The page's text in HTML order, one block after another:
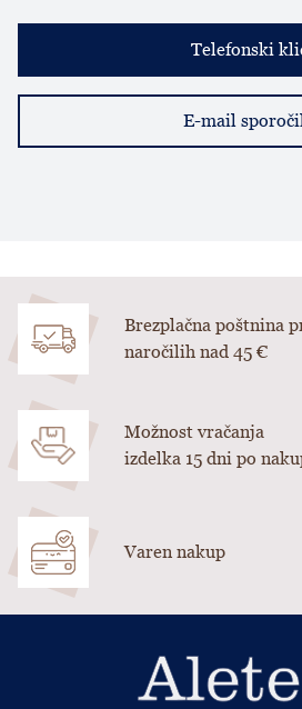
Telefonski
E-mail
Brezplačna poštnina
naročilih nad 45 €
Možnost vračanja
izdelka 15 dni po
Varen nakup